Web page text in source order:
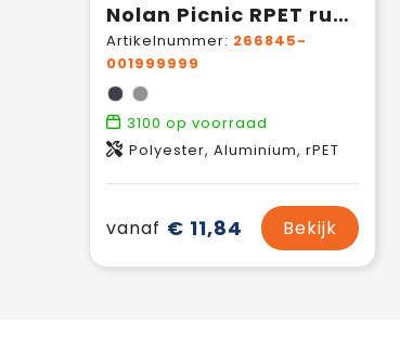
Nolan Picnic RPET rugzak
Artikelnummer: 266845-
001999999
3100 op voorraad
Polyester, Aluminium, rPET
vanaf € 11,84 Bekijk